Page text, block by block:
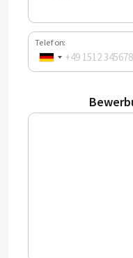
Telefon: